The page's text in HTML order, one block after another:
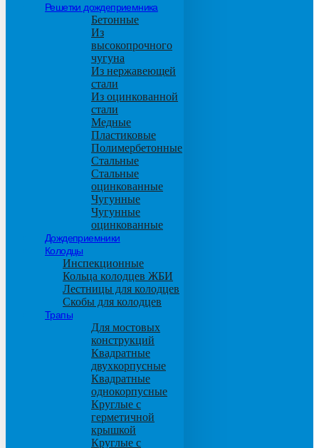
Решетки дождеприемника
Бетонные
Из
высокопрочного
чугуна
Из нержавеющей
стали
Из оцинкованной
стали
Медные
Пластиковые
Полимербетонные
Стальные
Стальные
оцинкованные
Чугунные
Чугунные
оцинкованные
Дождеприемники
Колодцы
Инспекционные
Кольца колодцев ЖБИ
Лестницы для колодцев
Скобы для колодцев
Трапы
Для мостовых
конструкций
Квадратные
двухкорпусные
Квадратные
однокорпусные
Круглые с
герметичной
крышкой
Круглые с